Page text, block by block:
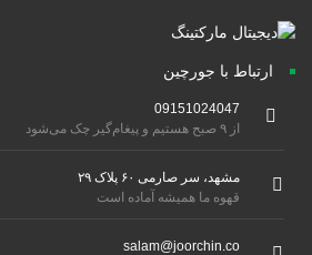
ارتباط با جورچین
09151024047
مشهد، سر صارمی ۶۰ پلاک ۲۹
قهوه ما همیشه آماده است
salam@joorchin.co